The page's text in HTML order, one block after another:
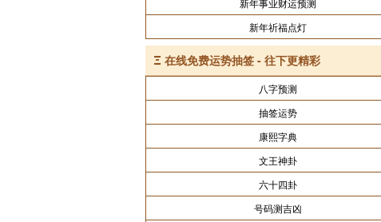
新年事业财运预测
新年祈福点灯
Ξ 在线免费运势抽签 - 往下更精彩
八字预测
抽签运势
康熙字典
文王神卦
六十四卦
号码测吉凶